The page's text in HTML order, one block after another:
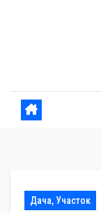
Дача, Участок